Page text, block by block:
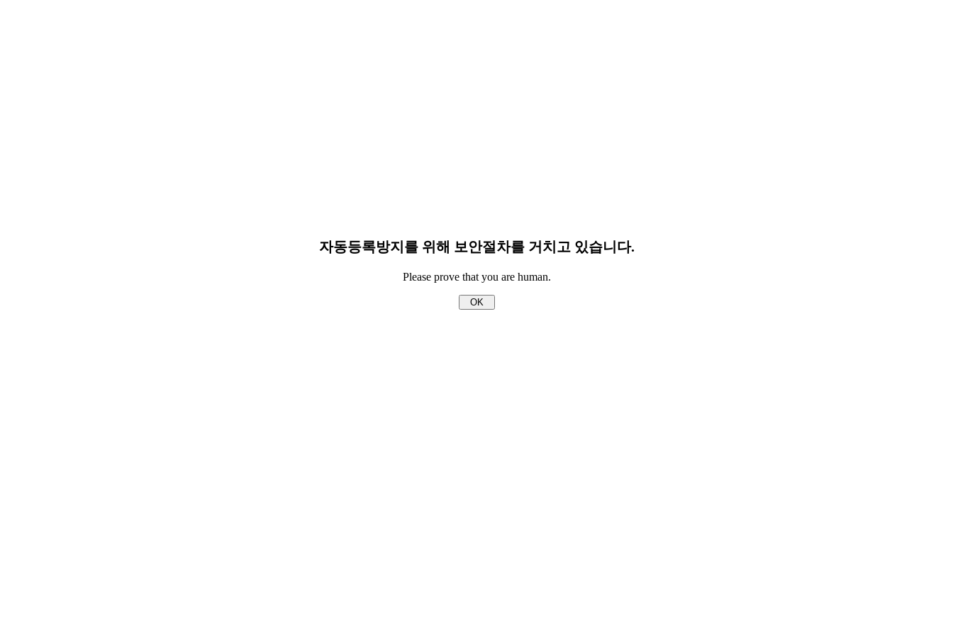
자동등록방지를 위해 보안절차를 거치고 있습니다.
Please prove that you are human.